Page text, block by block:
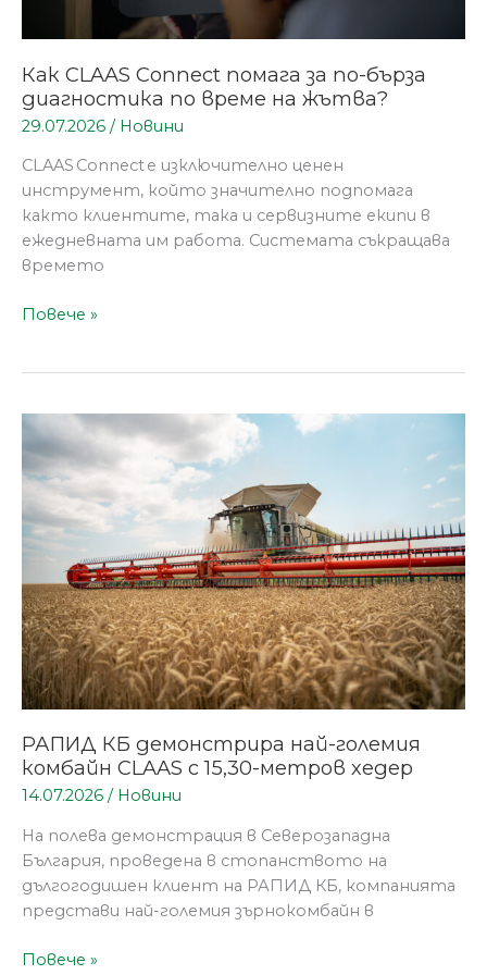
Как CLAAS Connect помага за по-бърза
диагностика по време на жътва?
29.07.2026 / Новини
CLAAS Connect е изключително ценен
инструмент, който значително подпомага
както клиентите, така и сервизните екипи в
ежедневната им работа. Системата съкращава
времето
Повече »
РАПИД КБ демонстрира най-големия
комбайн CLAAS с 15,30-метров хедер
14.07.2026 / Новини
На полева демонстрация в Северозападна
България, проведена в стопанството на
дългогодишен клиент на РАПИД КБ, компанията
представи най-големия зърнокомбайн в
РАПИД
КБ
демонстрира
големия
комбайн
CLAAS
с
15,30-
метров хедер
Повече »